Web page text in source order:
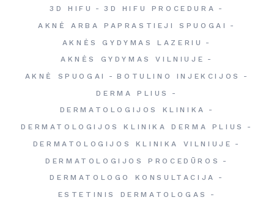
3D HIFU
3D HIFU PROCEDURA
AKNĖ ARBA PAPRASTIEJI SPUOGAI
AKNĖS GYDYMAS LAZERIU
AKNĖS GYDYMAS VILNIUJE
AKNĖ SPUOGAI
BOTULINO INJEKCIJOS
DERMA PLIUS
DERMATOLOGIJOS KLINIKA
DERMATOLOGIJOS KLINIKA DERMA PLIUS
DERMATOLOGIJOS KLINIKA VILNIUJE
DERMATOLOGIJOS PROCEDŪROS
DERMATOLOGO KONSULTACIJA
ESTETINIS DERMATOLOGAS